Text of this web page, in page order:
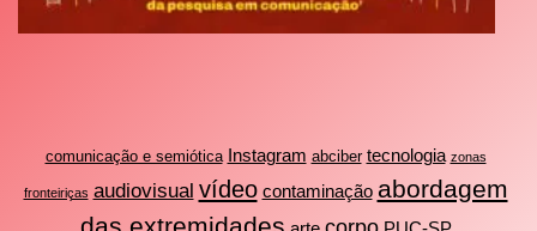
comunicação e semiótica Instagram abciber tecnologia zonas
fronteiriças audiovisual vídeo contaminação abordagem
das extremidades